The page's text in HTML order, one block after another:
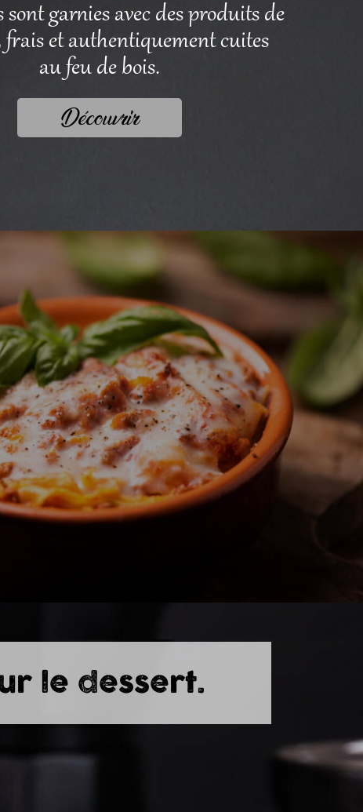
sont garnies avec des produits de
frais et authentiquement cuites
au feu de bois.
Découvrir
le dessert.